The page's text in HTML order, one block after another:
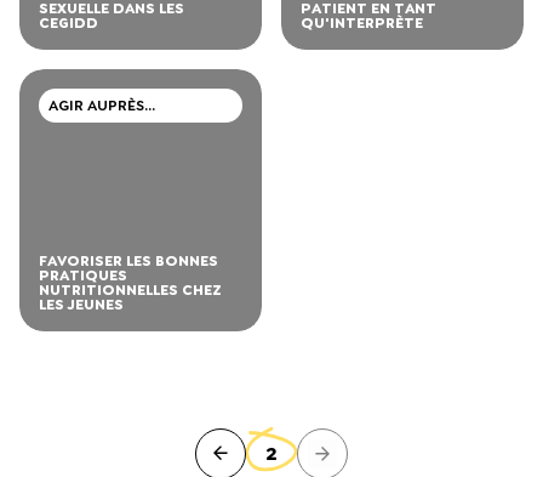
SEXUELLE DANS LES
CEGIDD
PATIENT EN TANT
QU'INTERPRÈTE
AGIR AUPRÈS
D’ADOLESCENTS ET DE
FAVORISER LES BONNES
PRATIQUES
NUTRITIONNELLES CHEZ
LES JEUNES
2